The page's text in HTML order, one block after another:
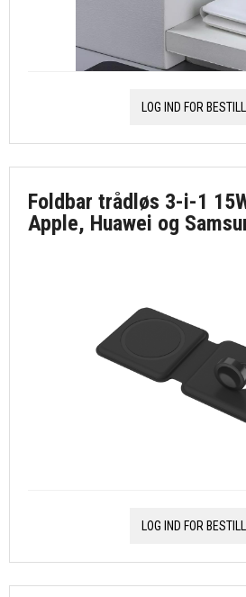
LOG IND FOR
Foldbar trådløs 3-i-1
Apple, Huawei og
LOG IND FOR